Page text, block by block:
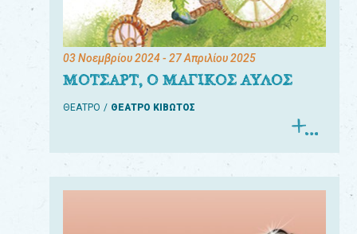
03 Νοεμβρίου 2024- 27 Απριλίου 2025
ΜΟΤΣΑΡΤ, Ο ΜΑΓΙΚΟΣ ΑΥΛΟΣ
ΘΕΑΤΡΟ ΘΕΑΤΡΟ ΚΙΒΩΤΟΣ